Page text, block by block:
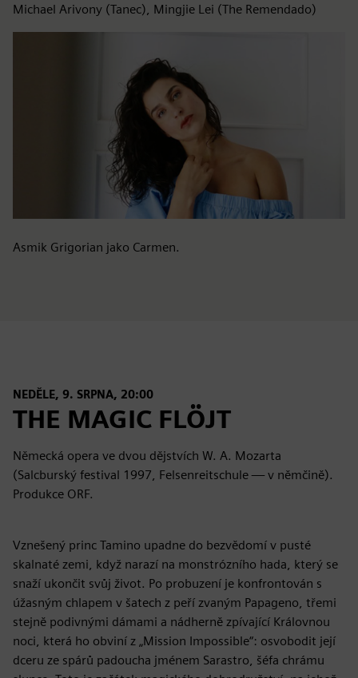
Michael Arivony (Tanec), Mingjie Lei (The Remendado)
Asmik Grigorian jako Carmen.
NEDĚLE, 9. SRPNA, 20:00
THE MAGIC FLÖJT
Německá opera ve dvou dějstvích W. A. Mozarta
(Salcburský festival 1997, Felsenreitschule — v němčině).
Produkce ORF.
Vznešený princ Tamino upadne do bezvědomí v pusté
skalnaté zemi, když narazí na monstrózního hada, který se
snaží ukončit svůj život. Po probuzení je konfrontován s
úžasným chlapem v šatech z peří zvaným Papageno, třemi
stejně podivnými dámami a nádherně zpívající Královnou
noci, která ho obviní z „Mission Impossible“: osvobodit její
dceru ze spárů padoucha jménem Sarastro, šéfa chrámu